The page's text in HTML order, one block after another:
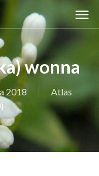
wonna
2018
Atlas